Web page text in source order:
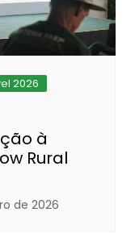
2026
à
Rural
de 2026